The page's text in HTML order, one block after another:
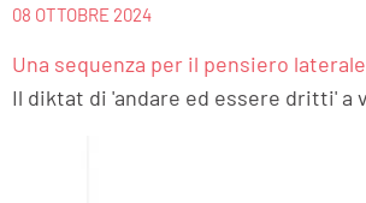
08 OTTOBRE 2024
Una sequenza per il pensiero laterale